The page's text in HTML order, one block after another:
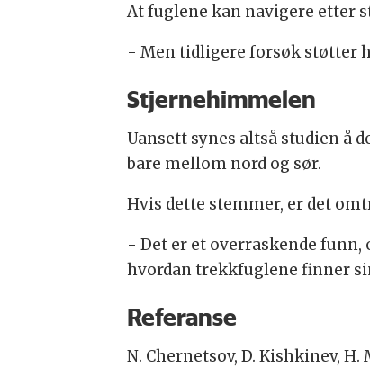
At fuglene kan navigere etter
- Men tidligere forsøk støtter
Stjernehimmelen
Uansett synes altså studien å
bare mellom nord og sør.
Hvis dette stemmer, er det
- Det er et overraskende
hvordan trekkfuglene finner
Referanse
N. Chernetsov, D. Kishkinev,